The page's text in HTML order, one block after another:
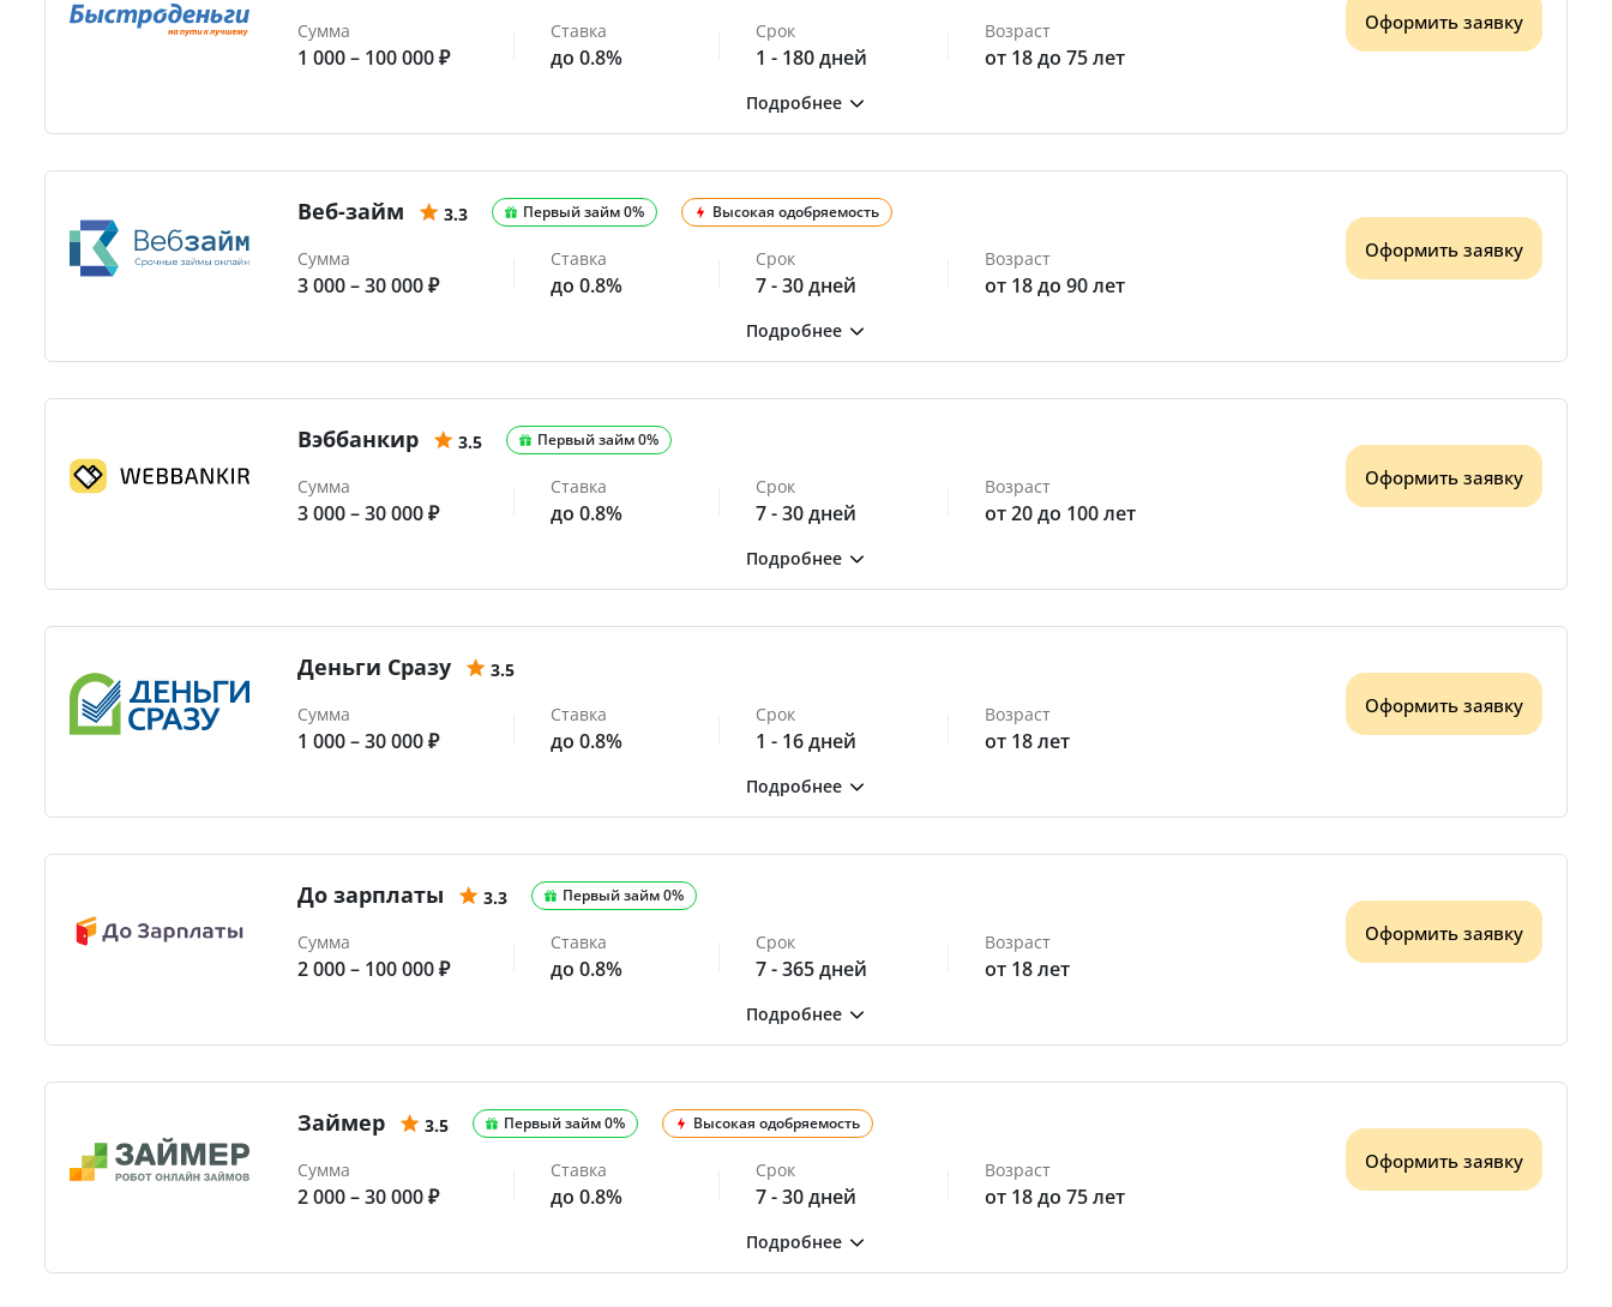
Сумма
1 000 – 100 000 ₽
Ставка
до 0.8%
Срок
1 - 180 дней
Возраст
от 18 до 75 лет
Оформить заявку
Веб-займ 3.3 Первый займ 0% Высокая одобряемость
Сумма
3 000 – 30 000 ₽
Ставка
до 0.8%
Срок
7 - 30 дней
Возраст
от 18 до 90 лет
Оформить заявку
Вэббанкир 3.5 Первый займ 0%
Сумма
3 000 – 30 000 ₽
Ставка
до 0.8%
Срок
7 - 30 дней
Возраст
от 20 до 100 лет
Оформить заявку
Деньги Сразу
3.5
Сумма
1 000 – 30 000 ₽
Ставка
до 0.8%
Срок
1 - 16 дней
Возраст
от 18 лет
Оформить заявку
До зарплаты 3.3 Первый займ 0%
Сумма
2 000 – 100 000 ₽
Ставка
до 0.8%
Срок
7 - 365 дней
Возраст
от 18 лет
Оформить заявку
Займер 3.5 Первый займ 0% Высокая одобряемость
Сумма
2 000 – 30 000 ₽
Ставка
до 0.8%
Срок
7 - 30 дней
Возраст
от 18 до 75 лет
Оформить заявку